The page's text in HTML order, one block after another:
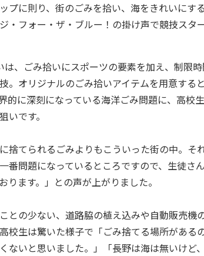
プに則り、街のごみを拾い、海をきれいにす
・フォー・ザ・ブルー！の掛け声で競技スタ
は、ごみ拾いにスポーツの要素を加え、制限
。オリジナルのごみ拾いアイテムを用意する
的に深刻になっている海洋ごみ問題に、高校
いです。
捨てられるごみよりもこういった街の中。そ
番問題になっているところですので、生徒さ
ります。」との声が上がりました。
との少ない、道路脇の植え込みや自動販売機
校生は驚いた様子で「ごみ捨てる場所がある
ないと思いました。」「長野は海は無いけど